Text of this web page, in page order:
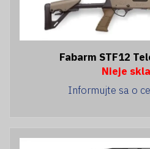
Fabarm STF12
Nieje
Informujte sa o